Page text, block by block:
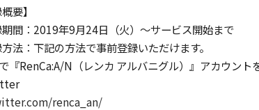
要】
期間：2019年9月24日（火）～サービス開始まで
方法：下記の方法で事前登録いただけます。
RenCa:A/N（レンカ アルバニグル）』アカウント
renca_an/